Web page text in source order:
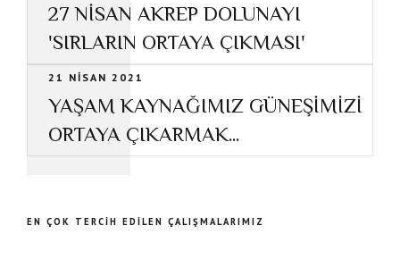
27 NİSAN AKREP DOLUNAYI
'SIRLARIN ORTAYA ÇIKMASI'
21 NISAN 2021
YAŞAM KAYNAĞIMIZ GÜNEŞİMİZİ
ORTAYA ÇIKARMAK...
EN ÇOK TERCİH EDİLEN ÇALIŞMALARIMIZ